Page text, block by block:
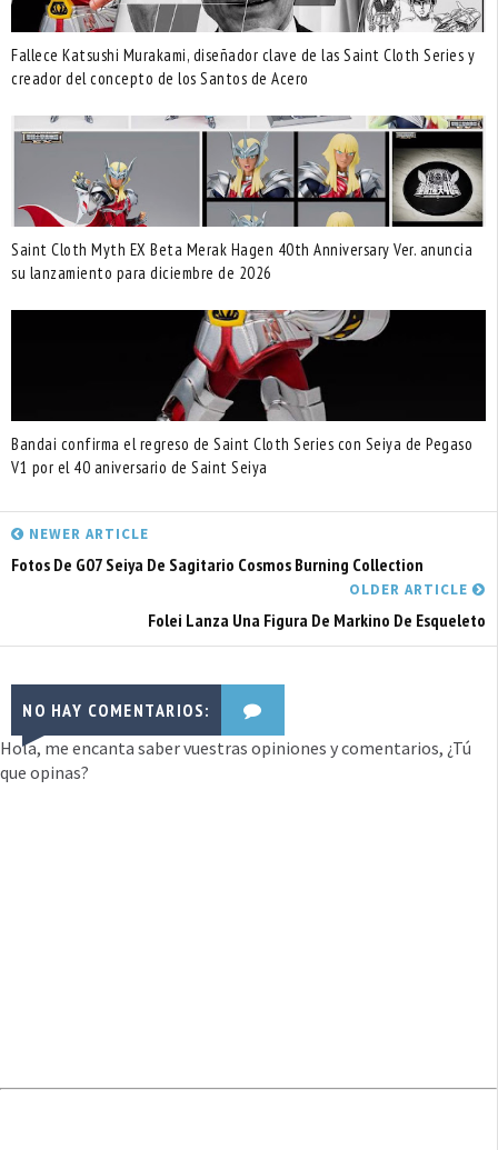
Fallece Katsushi Murakami, diseñador clave de las Saint Cloth Series y
creador del concepto de los Santos de Acero
Saint Cloth Myth EX Beta Merak Hagen 40th Anniversary Ver. anuncia
su lanzamiento para diciembre de 2026
Bandai confirma el regreso de Saint Cloth Series con Seiya de Pegaso
V1 por el 40 aniversario de Saint Seiya
NEWER ARTICLE
Fotos De G07 Seiya De Sagitario Cosmos Burning Collection
OLDER ARTICLE
Folei Lanza Una Figura De Markino De Esqueleto
NO HAY COMENTARIOS:
Hola, me encanta saber vuestras opiniones y comentarios, ¿Tú
que opinas?